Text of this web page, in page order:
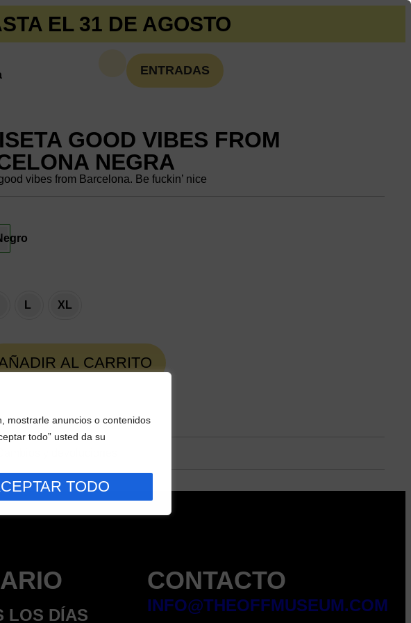
mostrarle anuncios o contenidos
todo” usted da su
TODO
EL 31 DE AGOSTO
ENTRADAS
GOOD VIBES FROM
NEGRA
vibes from Barcelona. Be fuckin’ nice
L XL
AL CARRITO
LOS DÍAS
CONTACTO
INFO@THEOFFMUSEUM.COM